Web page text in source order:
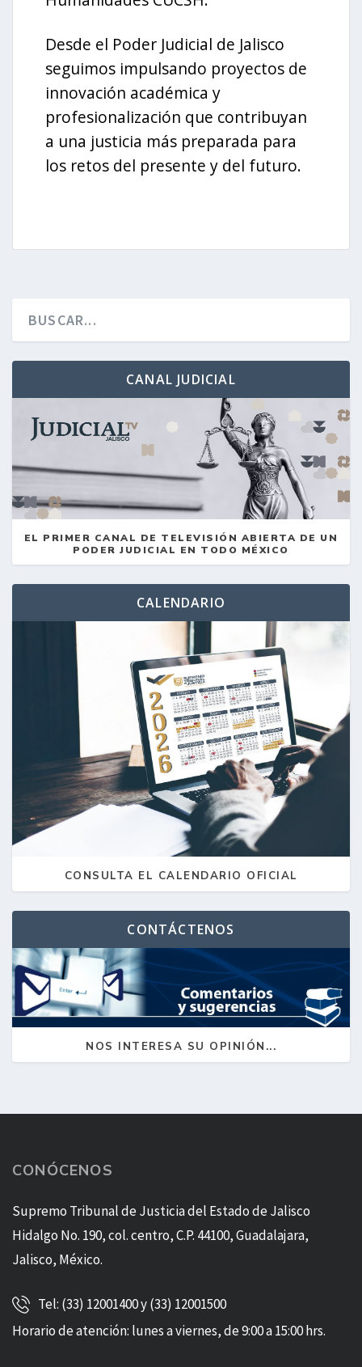
Desde el Poder Judicial de Jalisco
seguimos impulsando proyectos de
innovación académica y
profesionalización que contribuyan
a una justicia más preparada para
los retos del presente y del futuro.
CANAL JUDICIAL
EL PRIMER CANAL DE TELEVISIÓN ABIERTA DE UN
PODER JUDICIAL EN TODO MÉXICO
CALENDARIO
CONSULTA EL CALENDARIO OFICIAL
CONTÁCTENOS
NOS INTERESA SU OPINIÓN...
CONÓCENOS
Supremo Tribunal de Justicia del Estado de Jalisco
Hidalgo No. 190, col. centro, C.P. 44100, Guadalajara,
Jalisco, México.
Tel: (33) 12001400 y (33) 12001500
Horario de atención: lunes a viernes, de 9:00 a 15:00 hrs.